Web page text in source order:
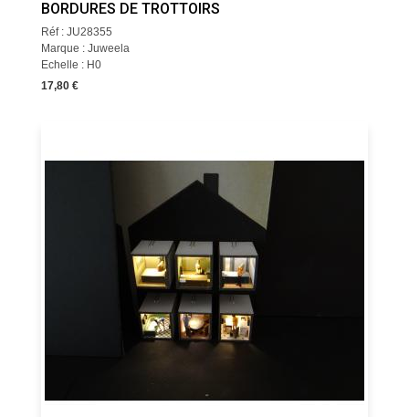
BORDURES DE TROTTOIRS
Réf : JU28355
Marque : Juweela
Echelle : H0
17,80 €